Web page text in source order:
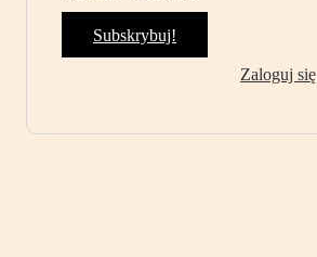
Subskrybuj!
Zaloguj się